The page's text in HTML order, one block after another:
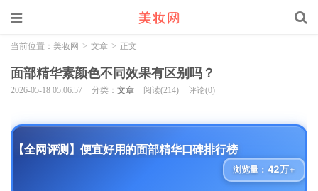
当前位置： 美妆网 > 文章 > 正文
面部精华素颜色不同效果有区别吗？
2026-05-18 05:06:57 分类： 文章 阅读(214) 评论(0)
【全网评测】便宜好用的面部精华口碑排行榜
浏览量： 42万+